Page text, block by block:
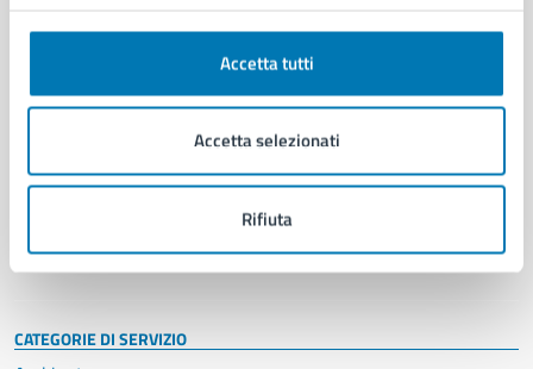
Accetta tutti
Accetta selezionati
Rifiuta
Aree amministrative
Uffici
Politici
Intranet, posta aziendale e protocollo
CATEGORIE DI SERVIZIO